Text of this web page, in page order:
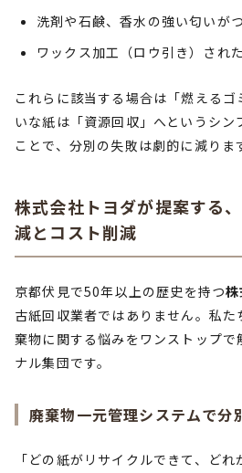
洗剤や石鹸、香水の強い匂いが
ワックス加工（ロウ引き）され
これらに該当する場合は「燃える
いな紙は「資源回収」へというシン
ことで、分別の失敗は劇的に減りま
株式会社トヨダが提案する
減とコスト削減
京都伏見で50年以上の歴史を持つ
古紙回収業者ではありません。私
棄物に関する悩みをワンストップで
ナル集団です。
廃棄物一元管理システムで分
「どの紙がリサイクルできて、ど